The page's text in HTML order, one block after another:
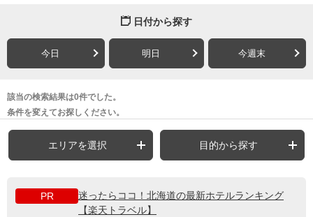
日付から探す
今日 明日 今週末
該当の検索結果は0件でした。
条件を変えてお探しください。
エリアを選択 目的から探す
PR
迷ったらココ！北海道の最新ホテルランキング
【楽天トラベル】